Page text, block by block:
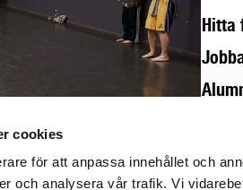
cookies
för att anpassa innehållet och
och analysera vår trafik. Vi
Hitta